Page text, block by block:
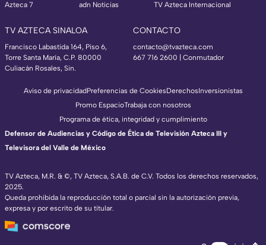
Azteca 7
adn Noticias
TV Azteca Internacional
TV AZTECA SINALOA
Francisco Labastida 164, Piso 6,
Torre Santa María, C.P. 80000
Culiacán Rosales, Sin.
CONTACTO
contacto@tvazteca.com
667 716 2600 | Conmutador
TV Azteca, M.R. & ©, TV Azteca, S.A.B. de C.V. Todos los derechos reservados,
2025.
Queda prohibida la reproducción total o parcial sin la autorización previa,
expresa y por escrito de su titular.
Aviso de privacidadPreferencias de CookiesDerechosInversionistas
Promo EspacioTrabaja con nosotros
Programa de ética, integridad y cumplimiento
Defensor de Audiencias y Código de Ética de Televisión Azteca III y
Televisora del Valle de México